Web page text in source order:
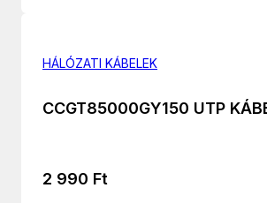
HÁLÓZATI KÁBELEK
CCGT85000GY150 UTP
2 990 Ft